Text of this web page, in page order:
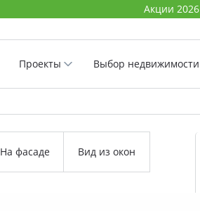
Акции 2026
Проекты Выбор недвижимости
На фасаде Вид из окон